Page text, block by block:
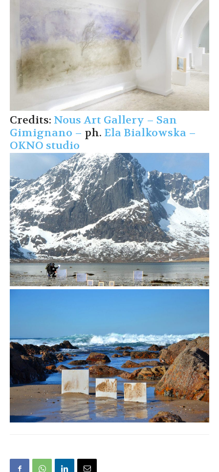
Credits: Nous Art Gallery – San
Gimignano – ph. Ela Bialkowska –
OKNO studio